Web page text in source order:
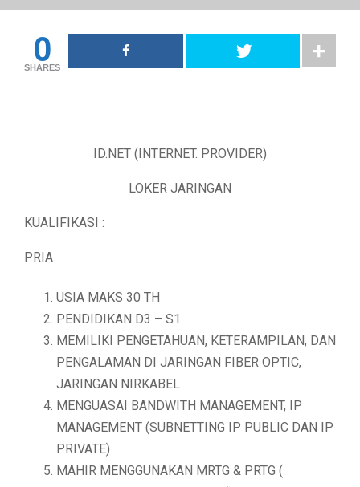
0
SHARES
ID.NET (INTERNET. PROVIDER)
LOKER JARINGAN
KUALIFIKASI :
PRIA
USIA MAKS 30 TH
PENDIDIKAN D3 – S1
MEMILIKI PENGETAHUAN, KETERAMPILAN, DAN
PENGALAMAN DI JARINGAN FIBER OPTIC,
JARINGAN NIRKABEL
MENGUASAI BANDWITH MANAGEMENT, IP
MANAGEMENT (SUBNETTING IP PUBLIC DAN IP
PRIVATE)
MAHIR MENGGUNAKAN MRTG & PRTG (